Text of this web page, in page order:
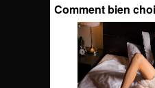
Comment bien